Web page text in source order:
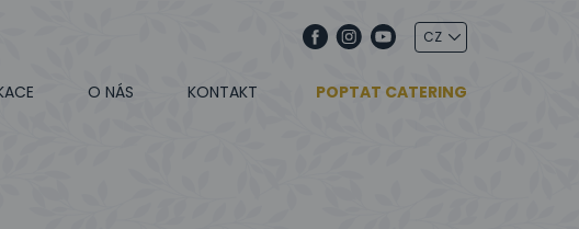
POPTAT CATERING
O NÁS KONTAKT